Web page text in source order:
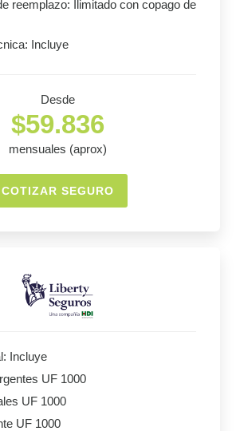
reemplazo: Ilimitado con copago de
Incluye
Desde
$59.836
mensuales (aprox)
COTIZAR SEGURO
Incluye
UF 1000
UF 1000
UF 1000